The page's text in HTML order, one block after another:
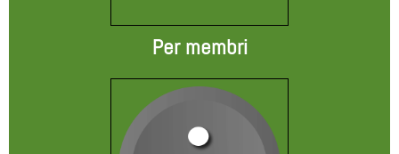
Per membri